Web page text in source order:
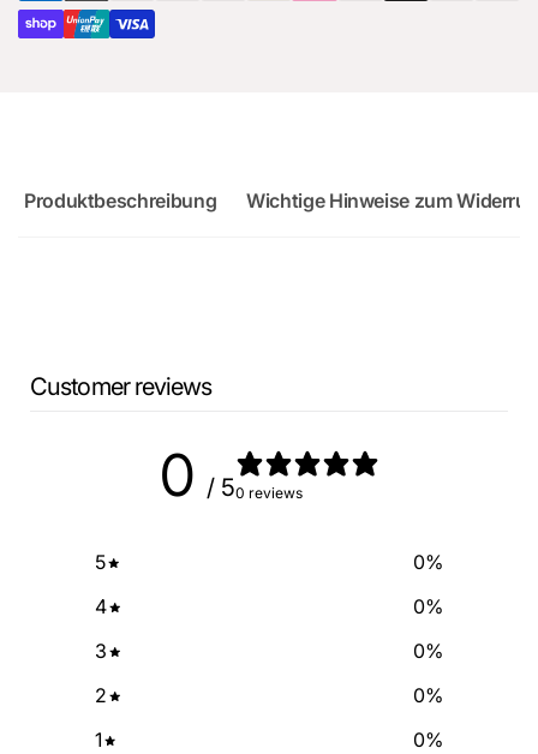
Produktbeschreibung Wichtige Hinweise zum
Customer reviews
0 / 50 reviews
5 0%
4
0%
3
0%
2
0%
1
0%